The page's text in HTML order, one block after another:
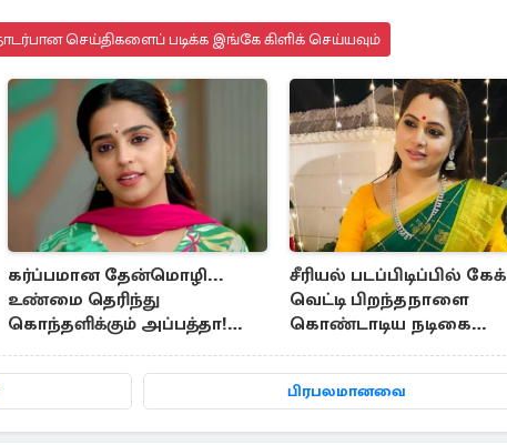
செய்திகளைப் படிக்க இங்கே கிளிக் செய்யவும்
கர்ப்பமான தேன்மொழி...
உண்மை தெரிந்து
கொந்தளிக்கும் அப்பத்தா!
வரவழைத்த அதிரடி
சீரியல் படப்பிடிப்பில் கேக்
வெட்டி பிறந்தநாளை
கொண்டாடிய நடிகை
பிரபலமானவை